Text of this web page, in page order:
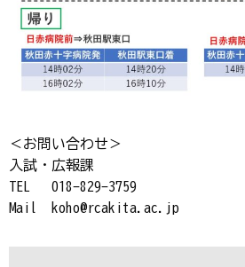
＜お問い合わせ＞
入試・広報課
TEL 018-829-3759
Mail koho@rcakita.ac.jp